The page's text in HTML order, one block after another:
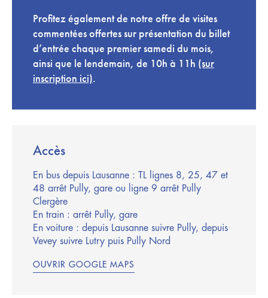
Profitez également de notre offre de visites
commentées offertes sur présentation du billet
d’entrée chaque premier samedi du mois,
ainsi que le lendemain, de 10h à 11h (sur
inscription ici).
Accès
En bus depuis Lausanne : TL lignes 8, 25, 47 et
48 arrêt Pully, gare ou ligne 9 arrêt Pully
Clergère
En train : arrêt Pully, gare
En voiture : depuis Lausanne suivre Pully, depuis
Vevey suivre Lutry puis Pully Nord
OUVRIR GOOGLE MAPS